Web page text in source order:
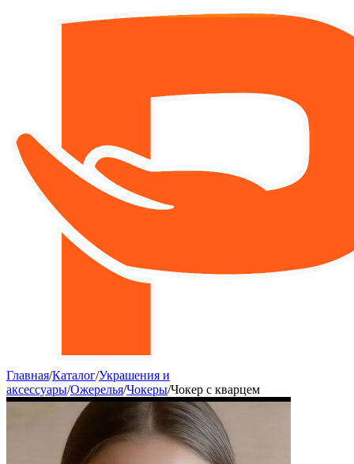
Главная/Каталог/Украшения и
аксессуары/Ожерелья/Чокеры/Чокер с кварцем